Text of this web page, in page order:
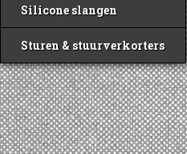
Silicone slangen
Sturen & stuurverkorters